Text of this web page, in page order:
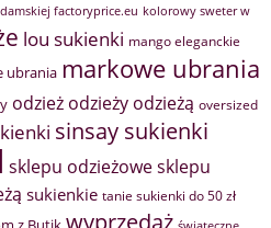
factoryprice.eu kolorowy sweter w
lou sukienki mango eleganckie
ubrania markowe ubrania
odzież odzieży odzieżą oversized
sinsay sukienki
sklepu odzieżowesklepu
sukienkie tanie sukienki do 50 zł